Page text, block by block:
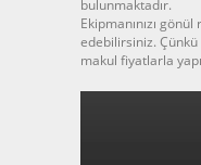
bulunmaktadır.
Ekipmanınızı
edebilirsiniz.
makul fiyatlarla